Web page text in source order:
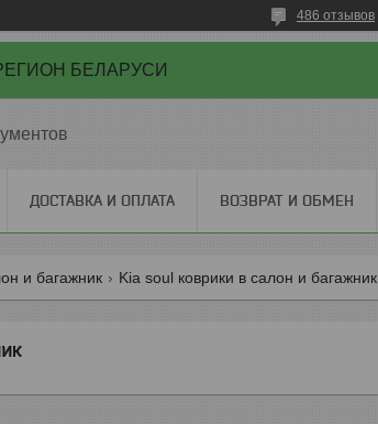
486 отзывов
БЕЛАРУСИ
ДОСТАВКА И ОПЛАТА ВОЗВРАТ И ОБМЕН
и багажник Kia soul коврики в салон и багажник